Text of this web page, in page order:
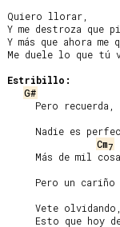
Quiero llorar,
Y me destroza que
Y más que ahora me
Me duele lo que tú
Estribillo:
G#
Cm7